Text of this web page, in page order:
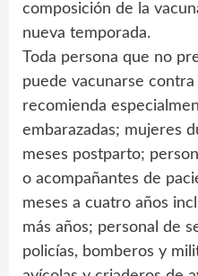
composición de la
nueva temporada.
Toda persona que no
puede vacunarse
recomienda
embarazadas; mujeres
meses postparto;
o acompañantes de
meses a cuatro años
más años; personal de
policías, bomberos y